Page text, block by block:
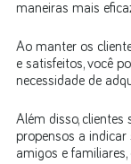
maneiras mais
Ao manter os
e satisfeitos, você
necessidade de
Além disso,
propensos a indicar
amigos e